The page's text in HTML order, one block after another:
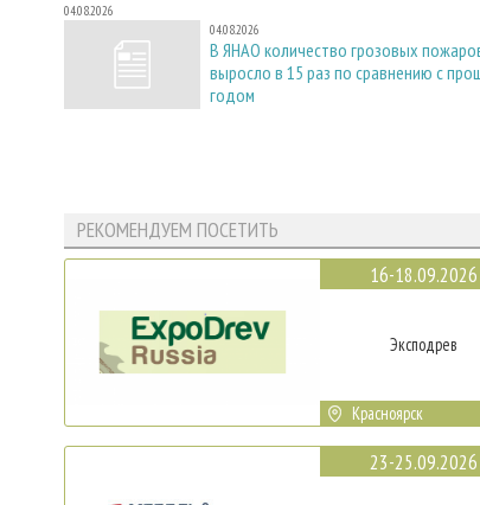
04.08.2026
04.08.2026
В ЯНАО количество грозовых
выросло в 15 раз по сравнению с
годом
РЕКОМЕНДУЕМ ПОСЕТИТЬ
16-18.09.2026
Эксподрев
Красноярск
23-25.09.2026